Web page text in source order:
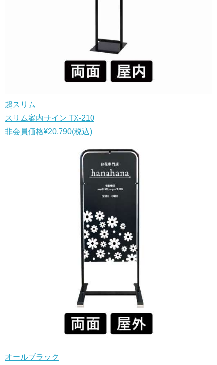
超スリム
スリム案内サイン TX-210
非会員価格¥20,790(税込)
オールブラック